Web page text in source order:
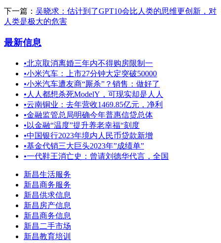
下一篇： 吴晓求：估计到了GPT10会比人类的思维更创新，对
人类是极大的危害
最新信息
•北京取消离婚三年内不得购房限制一
•小米汽车：上市27分钟大定突破50000
•小米汽车遭友商“厮杀”？销售：做好了
• 人人都想杀死ModelY，可现实却是人人
•云南铜业：去年营收1469.85亿元，净利
•金融监管总局明确今年普惠信贷总体
• 以金融“温度”提升养老幸福“刻度
•中国银行2023年境内人民币贷款新增
•基金代销三大巨头2023年”成绩单”
•一代鞋王消亡史：曾请刘德华代言，全国
新昌生活服务
新昌商务服务
新昌供求信息
新昌房产信息
新昌商务信息
新昌二手市场
新昌教育培训